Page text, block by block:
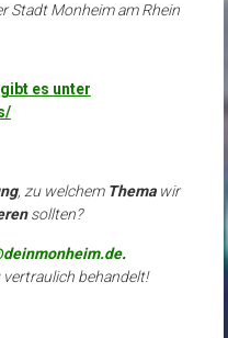
Stadt Monheim am Rhein
es unter
, zu welchem Themawir
sollten?
.
behandelt!